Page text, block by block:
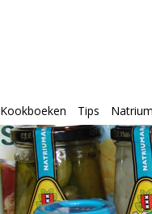
Kookboeken Tips